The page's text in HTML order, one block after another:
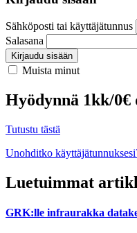
Sähköposti tai käyttäjätunnus
Salasana
Kirjaudu sisään
Muista minut
Hyödynnä 1kk/0€
Tutustu tästä
Unohditko
Luetuimmat
GRK:lle infraurakka